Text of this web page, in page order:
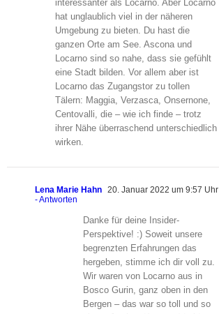
interessanter als Locarno. Aber Locarno
hat unglaublich viel in der näheren
Umgebung zu bieten. Du hast die
ganzen Orte am See. Ascona und
Locarno sind so nahe, dass sie gefühlt
eine Stadt bilden. Vor allem aber ist
Locarno das Zugangstor zu tollen
Tälern: Maggia, Verzasca, Onsernone,
Centovalli, die – wie ich finde – trotz
ihrer Nähe überraschend unterschiedlich
wirken.
Lena Marie Hahn 20. Januar 2022 um 9:57 Uhr
- Antworten
Danke für deine Insider-
Perspektive! :) Soweit unsere
begrenzten Erfahrungen das
hergeben, stimme ich dir voll zu.
Wir waren von Locarno aus in
Bosco Gurin, ganz oben in den
Bergen – das war so toll und so